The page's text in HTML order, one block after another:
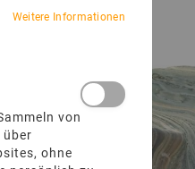
Weitere Informationen
von
ohne